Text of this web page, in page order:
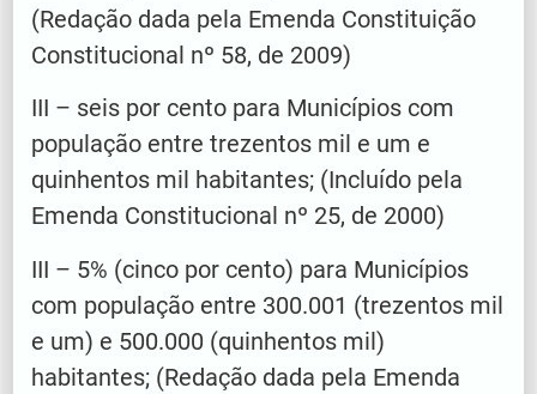
(Redação dada pela Emenda Constituição
Constitucional nº 58, de 2009)
III – seis por cento para Municípios com
população entre trezentos mil e um e
quinhentos mil habitantes; (Incluído pela
Emenda Constitucional nº 25, de 2000)
III – 5% (cinco por cento) para Municípios
com população entre 300.001 (trezentos mil
e um) e 500.000 (quinhentos mil)
habitantes; (Redação dada pela Emenda